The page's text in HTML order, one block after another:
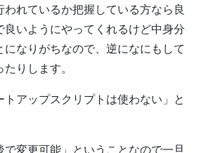
れているか把握している方なら良
いようにやってくれるけど中身分
なりがちなので、逆になにもして
りします。
アップスクリプトは使わない」と
変更可能」ということなので一旦